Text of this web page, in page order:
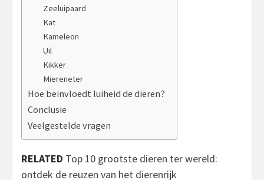
Zeeluipaard
Kat
Kameleon
Uil
Kikker
Miereneter
Hoe beinvloedt luiheid de dieren?
Conclusie
Veelgestelde vragen
RELATED Top 10 grootste dieren ter wereld:
ontdek de reuzen van het dierenrijk